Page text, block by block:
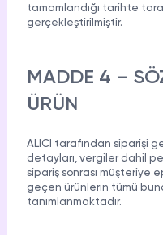
tamamlandığı tarihte
gerçekleştirilmiştir.
MADDE 4 –
ÜRÜN
ALICI tarafından siparişi
detayları, vergiler dahil
sipariş sonrası müşteriye
geçen ürünlerin tümü
tanımlanmaktadır.